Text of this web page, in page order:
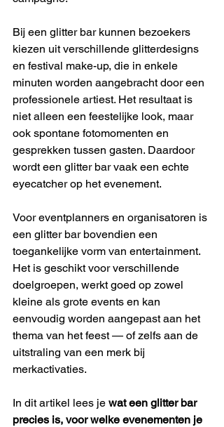
Bij een glitter bar kunnen bezoekers
kiezen uit verschillende glitterdesigns
en festival make-up, die in enkele
minuten worden aangebracht door een
professionele artiest. Het resultaat is
niet alleen een feestelijke look, maar
ook spontane fotomomenten en
gesprekken tussen gasten. Daardoor
wordt een glitter bar vaak een echte
eyecatcher op het evenement.
Voor eventplanners en organisatoren is
een glitter bar bovendien een
toegankelijke vorm van entertainment.
Het is geschikt voor verschillende
doelgroepen, werkt goed op zowel
kleine als grote events en kan
eenvoudig worden aangepast aan het
thema van het feest — of zelfs aan de
uitstraling van een merk bij
merkactivaties.
In dit artikel lees je wat een glitter bar
precies is, voor welke evenementen je